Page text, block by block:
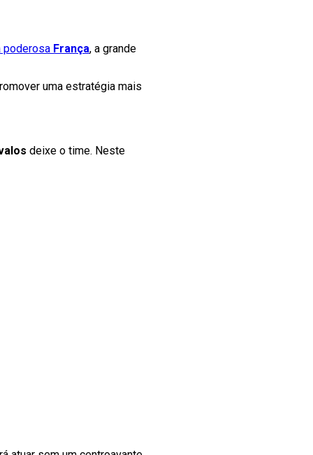
poderosa França, a grande
uma estratégia mais
deixe o time. Neste